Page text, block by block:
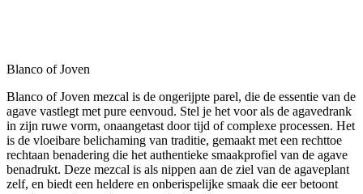
Blanco of Joven
Blanco of Joven mezcal is de ongerijpte parel, die de essentie van de
agave vastlegt met pure eenvoud. Stel je het voor als de agavedrank
in zijn ruwe vorm, onaangetast door tijd of complexe processen. Het
is de vloeibare belichaming van traditie, gemaakt met een rechttoe
rechtaan benadering die het authentieke smaakprofiel van de agave
benadrukt. Deze mezcal is als nippen aan de ziel van de agaveplant
zelf, en biedt een heldere en onberispelijke smaak die eer betoont